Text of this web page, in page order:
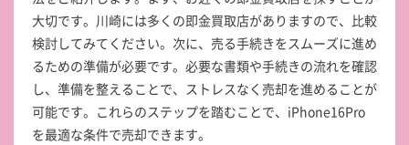
大切です。川崎には多くの即金買取店がありますので、比較
検討してみてください。次に、売る手続きをスムーズに進め
るための準備が必要です。必要な書類や手続きの流れを確認
し、準備を整えることで、ストレスなく売却を進めることが
可能です。これらのステップを踏むことで、iPhone16Pro
を最適な条件で売却できます。